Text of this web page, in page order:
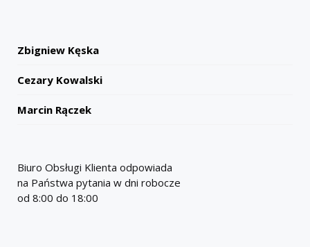
Zbigniew Kęska
Cezary Kowalski
Marcin Rączek
Biuro Obsługi Klienta odpowiada
na Państwa pytania w dni robocze
od 8:00 do 18:00